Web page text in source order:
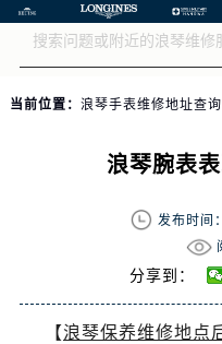
当前位置： 浪琴手表维修地址查询
浪琴腕表
发布时间
分享到：
【浪琴保养维修地点